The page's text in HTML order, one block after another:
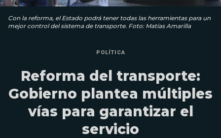
Con la reforma, el Estado podrá tener todas las herramientas para un
mejor control del sistema de transporte. Foto: Matías Amarilla
POLÍTICA
Reforma del transporte:
Gobierno plantea múltiples
vías para garantizar el
servicio